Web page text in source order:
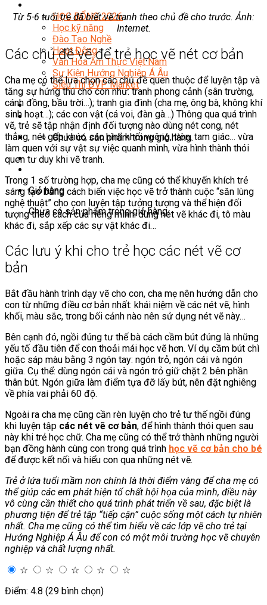
HỌC BỔNG 2026
Học kỹ năng
Đào Tạo Nghề
Hoạt Động
Văn Hóa Ẩm Thực Việt Nam
Sự Kiện Hướng Nghiệp Á Âu
Siêu Thị ĐVP Market
Chưa có sản phẩm trong giỏ hàng.
Giỏ hàng
Chưa có sản phẩm trong giỏ hàng.
Từ 5-6 tuổi trẻ đã biết vẽ tranh theo chủ đề cho trước. Ảnh:
Internet.
Các chủ đề vẽ để trẻ học vẽ nét cơ bản
Cha mẹ có thể lựa chọn các chủ đề quen thuộc để luyện tập và
tăng sự hứng thú cho con như: tranh phong cảnh (sân trường,
cánh đồng, bầu trời…); tranh gia đình (cha mẹ, ông bà, không khí
sinh hoạt…); các con vật (cá voi, đàn gà…) Thông qua quá trình
vẽ, trẻ sẽ tập nhận định đối tượng nào dùng nét cong, nét
thẳng, nét gấp khúc, các hình khối vuông, tròn, tam giác… vừa
làm quen với sự vật sự việc quanh mình, vừa hình thành thói
quen tư duy khi vẽ tranh.
Trong 1 số trường hợp, cha mẹ cũng có thể khuyến khích trẻ
sáng tạo bằng cách biến việc học vẽ trở thành cuộc “săn lùng
nghệ thuật” cho con luyện tập tưởng tượng và thể hiện đối
tượng theo cách của riêng mình: dùng nét vẽ khác đi, tô màu
khác đi, sắp xếp các sự vật khác đi…
Các lưu ý khi cho trẻ học các nét vẽ cơ
bản
Bắt đầu hành trình dạy vẽ cho con, cha mẹ nên hướng dẫn cho
con từ những điều cơ bản nhất: khái niệm về các nét vẽ, hình
khối, màu sắc, trong bối cảnh nào nên sử dụng nét vẽ này…
Bên cạnh đó, ngồi đúng tư thế bà cách cầm bút đúng là những
yếu tố đầu tiên để con thoải mái học vẽ hơn. Ví dụ cầm bút chì
hoặc sáp màu bằng 3 ngón tay: ngón trỏ, ngón cái và ngón
giữa. Cụ thể: dùng ngón cái và ngón trỏ giữ chặt 2 bên phần
thân bút. Ngón giữa làm điểm tựa đỡ lấy bút, nên đặt nghiêng
về phía vai phải 60 độ.
Ngoài ra cha mẹ cũng cần rèn luyện cho trẻ tư thế ngồi đúng
khi luyện tập các nét vẽ cơ bản, để hình thành thói quen sau
này khi trẻ học chữ. Cha mẹ cũng có thể trở thành những người
bạn đồng hành cùng con trong quá trình học vẽ cơ bản cho bé
để được kết nối và hiểu con qua những nét vẽ.
Trẻ ở lứa tuổi mầm non chính là thời điểm vàng để cha mẹ có
thể giúp các em phát hiện tố chất hội họa của mình, điều này
vô cùng cần thiết cho quá trình phát triển về sau, đặc biệt là
phương tiện để trẻ tập “tiếp cận” cuộc sống một cách tự nhiên
nhất. Cha mẹ cũng có thể tìm hiểu về các lớp vẽ cho trẻ tại
Hướng Nghiệp Á Âu để con có một môi trường học vẽ chuyên
nghiệp và chất lượng nhất.
☆
☆ ☆ ☆
☆
Điểm: 4.8 (29 bình chọn)